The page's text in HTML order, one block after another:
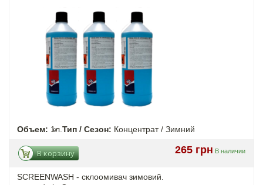
Объем: 1л. Тип / Сезон: Концентрат / Зимний
265 грн В наличии
В корзину
SCREENWASH - cклоомивач зимовий.